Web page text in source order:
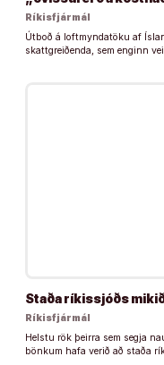
Ríkisfjármál
Útboð á loftmyndatöku af
skattgreiðenda, sem enginn
Staða ríkissjóðs
Ríkisfjármál
Helstu rök þeirra sem segja
bönkum hafa verið að staða